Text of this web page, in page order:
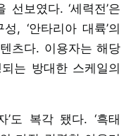
선보였다. ‘세력전’은
, ‘안타리아 대륙’의
츠다. 이용자는 해당
는 방대한 스케일의
’도 복각 됐다. ‘흑태